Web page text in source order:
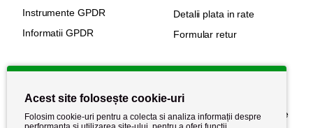
Instrumente GPDR
Informatii GPDR
Detalii plata in rate
Formular retur
Despre noi
Politica de confidențialitate
Acest site folosește cookie-uri
Folosim cookie-uri pentru a colecta si analiza informații despre